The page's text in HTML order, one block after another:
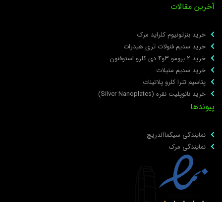
مقالات
خرید بنزتونیوم کلراید مرک
خرید سدیم فنولات تری هیدرات
خرید ۲ برومو ۳و۴ دی‌ کلرو استوفنون
خرید سدیم متیلات
پتاسیم تترا کلرو پلاتینات
خرید نانوپلیت نقره (Silver Nanoplates)
نمایندگی سیگماآلدریچ
نمایندگی مرک